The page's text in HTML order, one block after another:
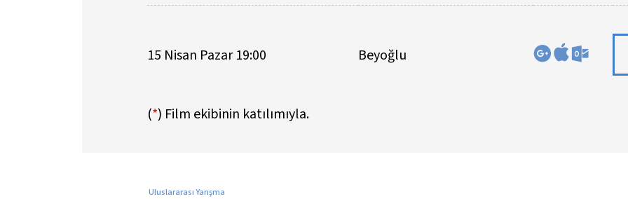
15 Nisan Pazar 19:00 Beyoğlu
(*) Film ekibinin katılımıyla.
Uluslararası Yarışma